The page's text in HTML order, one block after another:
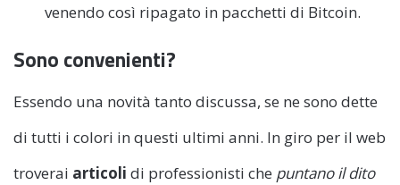
venendo così ripagato in pacchetti di Bitcoin.
Sono convenienti?
Essendo una novità tanto discussa, se ne sono dette
di tutti i colori in questi ultimi anni. In giro per il web
troverai articoli di professionisti che puntano il dito